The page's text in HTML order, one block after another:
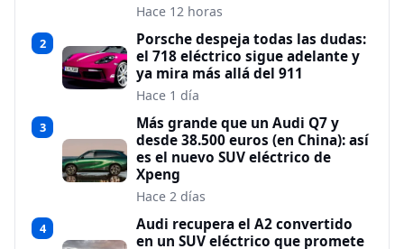
Hace 12 horas
2
Porsche despeja todas las dudas:
el 718 eléctrico sigue adelante y
ya mira más allá del 911
Hace 1 día
3
Más grande que un Audi Q7 y
desde 38.500 euros (en China): así
es el nuevo SUV eléctrico de
Xpeng
Hace 2 días
4
Audi recupera el A2 convertido
en un SUV eléctrico que promete